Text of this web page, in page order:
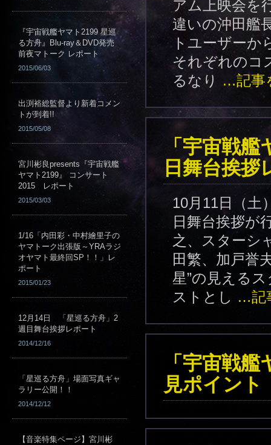
『宇宙戦艦ヤマト2199 星巡
る方舟』Blu-ray＆DVD発売
前夜マトーク レポート
2015/06/03
出渕裕総監督より新着コメン
トが到着!!
2015/05/08
宮川彬良presents『宇宙戦艦
ヤマト2199』 コンサート
2015 レポート
2015/03/03
1/16「内田彩・中村繪里子の
ヤマトーク出張版～YRAラジ
オヤマト最終回SP！！」レ
ポート
2015/01/23
12月14日 「星巡る方舟」2
週目舞台挨拶レポート
2014/12/16
「星巡る方舟」場面写真ギャ
ラリー公開！！
2014/12/12
【音楽特集ページ】宮川彬
アム上映会を
違いの沖田艦
トユーザーか
それぞれのコ
るなり
…記事
「宇宙戦
日舞台挨拶
10月11日（土
日舞台挨拶が
之、スターシ
田繁、加戸誉
星”の見える
ストとし …記
「宇宙戦
見ポイント